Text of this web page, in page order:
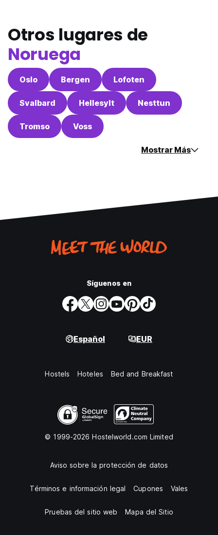
Otros lugares de
Noruega
Oslo Bergen Lofoten
Svalbard Hellesylt Nesttun
Tromso Voss
Mostrar Más
Síguenos en
Español EUR
Hostels Hoteles Bed and Breakfast
© 1999-2026 Hostelworld.com Limited
Aviso sobre la protección de datos
Términos e información legal Cupones Vales
Pruebas del sitio web Mapa del Sitio